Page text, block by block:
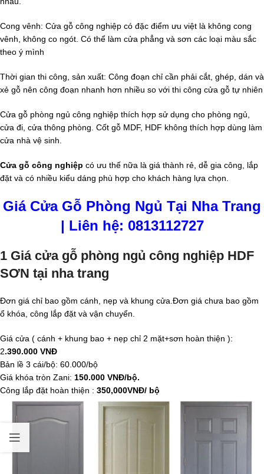
Cong vênh: Cửa gỗ công nghiệp có đặc điểm ưu việt là không cong
vênh, không co ngót. Có thể làm cửa phẳng và sơn các loại màu sắc
theo ý mình
Thời gian thi công, sản xuất: Công đoạn chỉ cần phải cắt, ghép, dán và
xẻ gỗ nên công đoạn nhanh hơn nhiều so với thi công cửa gỗ tự nhiên
Cửa gỗ phòng ngủ công nghiệp thích hợp sử dụng cho phòng ngủ,
cửa đi, cửa thông phòng. Cốt gỗ MDF, HDF không thích hợp dùng làm
cửa nhà vệ sinh.
Cửa gỗ công nghiệp có ưu thế nữa là giá thành rẻ, dễ gia công, lắp
đặt và có nhiều kiểu dáng phù hợp cho khách hàng lựa chọn.
Giá Cửa Gỗ Phòng Ngủ Tại Nha Trang
| Liên hệ: 0813112727
1 Giá cửa gỗ phòng ngủ công nghiệp HDF
SƠN tại nha trang
Đơn giá chỉ bao gồm cánh, nẹp và khung cửa.Đơn giá chưa bao gồm
ổ khóa, công lắp đặt và vận chuyển.
Giá cửa ( cánh + khung bao + nẹp chỉ 2 mặt+sơn hoàn thiện ):
2.390.000 VNĐ
Bản lề 3 cái/bộ: 60.000/bộ
Giá khóa tròn Zani: 150.000 VNĐ/bộ.
Công lắp đặt hoàn thiện : 350,000VNĐ/ bộ